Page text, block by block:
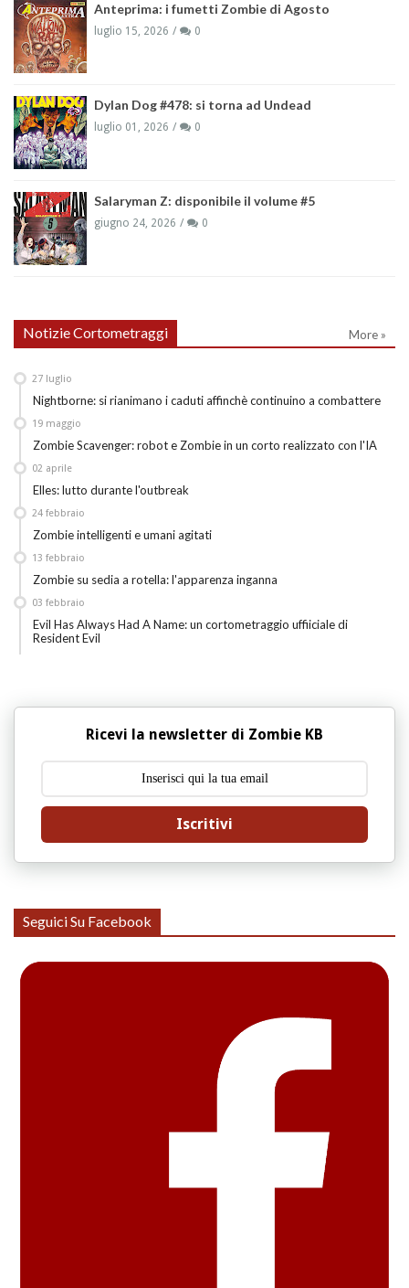
Anteprima: i fumetti Zombie di Agosto
luglio 15, 2026 0
Dylan Dog #478: si torna ad Undead
luglio 01, 2026 0
Salaryman Z: disponibile il volume #5
giugno 24, 2026 0
Notizie Cortometraggi More »
Nightborne: si rianimano i caduti affinchè continuino a combattere
27 luglio
Zombie Scavenger: robot e Zombie in un corto realizzato con l'IA
19 maggio
Elles: lutto durante l'outbreak
02 aprile
Zombie intelligenti e umani agitati
24 febbraio
Zombie su sedia a rotella: l'apparenza inganna
13 febbraio
Evil Has Always Had A Name: un cortometraggio uffiiciale di
Resident Evil
03 febbraio
Ricevi la newsletter di Zombie KB
Iscritivi
Seguici Su Facebook